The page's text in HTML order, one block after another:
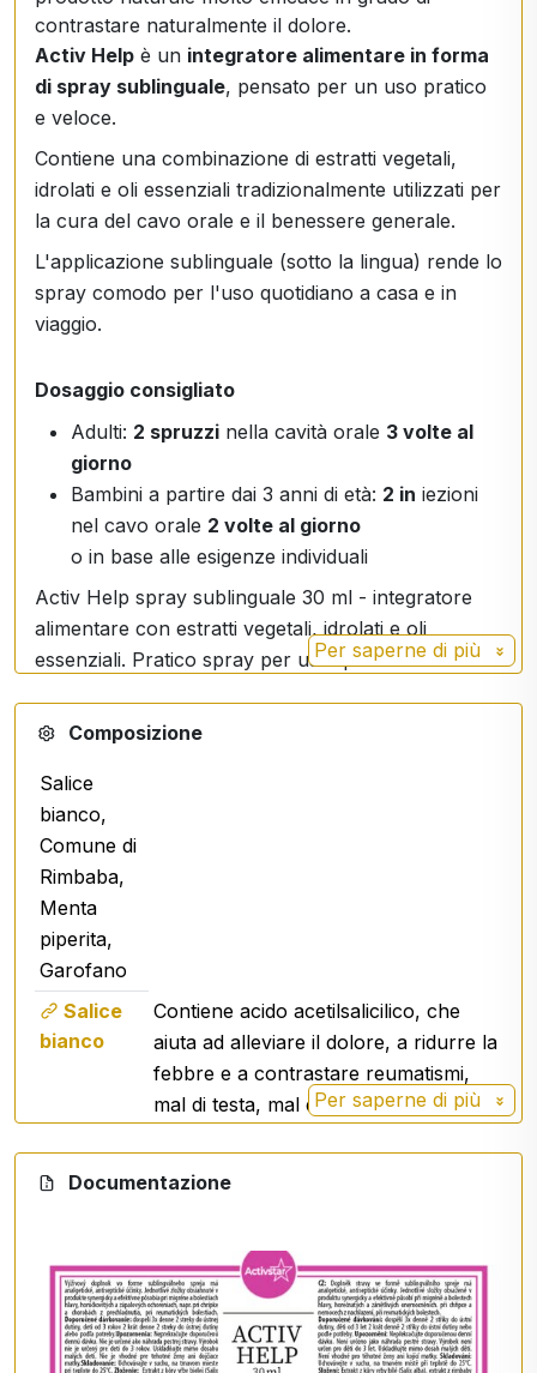
contrastare naturalmente il dolore.
Activ Help è un integratore alimentare in forma
di spray sublinguale, pensato per un uso pratico
e veloce.
Contiene una combinazione di estratti vegetali,
idrolati e oli essenziali tradizionalmente utilizzati per
la cura del cavo orale e il benessere generale.
L'applicazione sublinguale (sotto la lingua) rende lo
spray comodo per l'uso quotidiano a casa e in
viaggio.
Dosaggio consigliato
Adulti: 2 spruzzi nella cavità orale 3 volte al
giorno
Bambini a partire dai 3 anni di età: 2 in iezioni
nel cavo orale 2 volte al giorno
o in base alle esigenze individuali
Activ Help spray sublinguale 30 ml - integratore
alimentare con estratti vegetali, idrolati e oli
essenziali. Pratico spray per uso quotidiano.
Per saperne di più
Composizione
Salice
bianco,
Comune di
Rimbaba,
Menta
piperita,
Garofano
Salice
bianco
Contiene acido acetilsalicilico, che
aiuta ad alleviare il dolore, a ridurre la
febbre e a contrastare reumatismi,
mal di testa, mal di denti e dolori
Comune È tradizionalmente associata ad
sensazione di leggerezza, il che la
rende un aiuto naturale per gestire i
disturbi legati alla testa.
Per saperne di più
Documentazione